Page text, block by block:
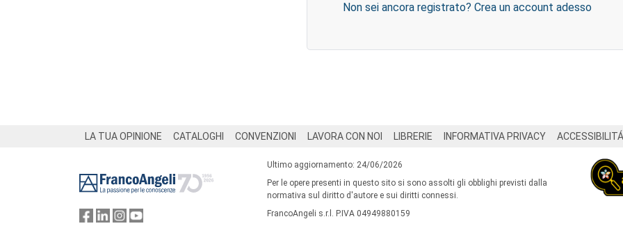
Non sei ancora registrato? Crea un account adesso
LA TUA OPINIONE CATALOGHI CONVENZIONI LAVORA CON NOI LIBRERIE INFORMATIVA PRIVACY ACCESSIBILITÁ
Ultimo aggiornamento: 24/06/2026
Per le opere presenti in questo sito si sono assolti gli obblighi previsti dalla
normativa sul diritto d'autore e sui diritti connessi.
FrancoAngeli s.r.l. P.IVA 04949880159